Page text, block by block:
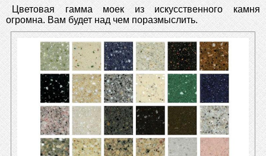
Цветовая гамма моек из искусственного камня
огромна. Вам будет над чем поразмыслить.